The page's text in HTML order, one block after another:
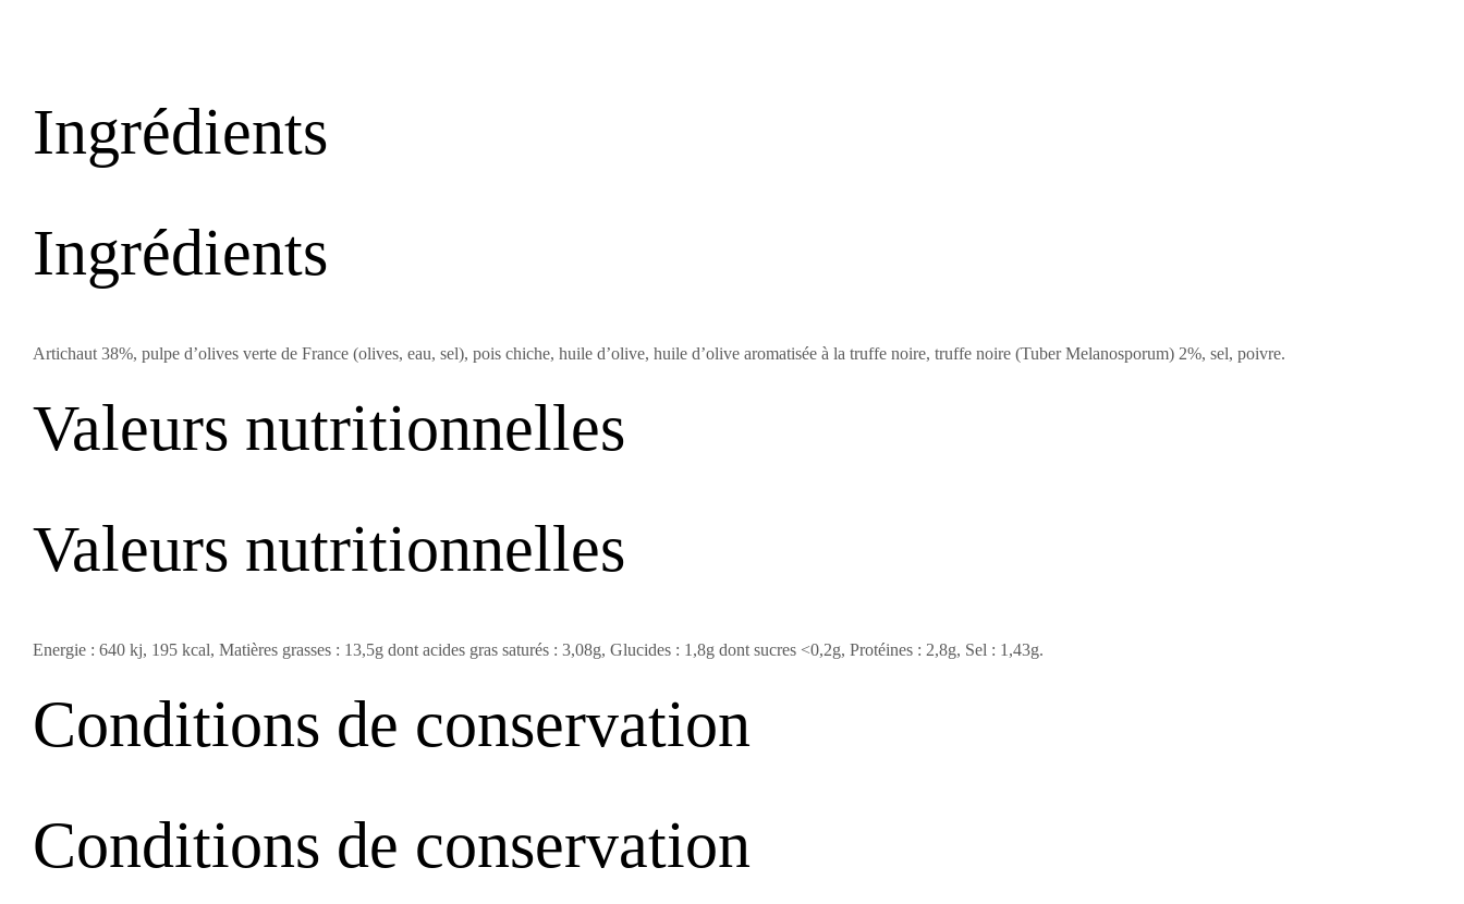
Ingrédients
Ingrédients
Artichaut 38%, pulpe d’olives verte de France (olives, eau, sel), pois chiche, huile d’olive, huile d’olive aromatisée à la truffe noire, truffe noire (Tuber Melanosporum) 2%, sel, poivre.
Valeurs nutritionnelles
Valeurs nutritionnelles
Energie : 640 kj, 195 kcal, Matières grasses : 13,5g dont acides gras saturés : 3,08g, Glucides : 1,8g dont sucres <0,2g, Protéines : 2,8g, Sel : 1,43g.
Conditions de conservation
Conditions de conservation